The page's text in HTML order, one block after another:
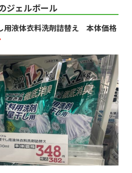
ジェルボール
用液体衣料洗剤詰替え 本体価格